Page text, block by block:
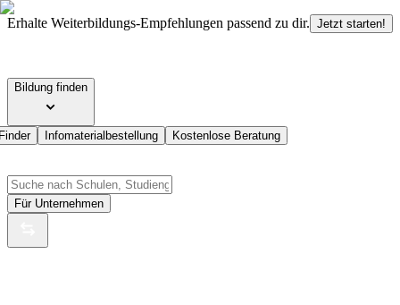
Erhalte Weiterbildungs-Empfehlungen passend zu dir. Jetzt starten!
Bildung finden
Infomaterialbestellung Kostenlose Beratung
Für Unternehmen